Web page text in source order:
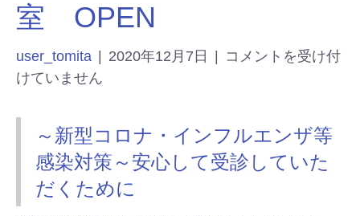
室 OPEN
user_tomita 2020年12月7日
コメントを受け付
けていません
～新型コロナ・インフルエンザ等
感染対策～安心して受診していた
だくために